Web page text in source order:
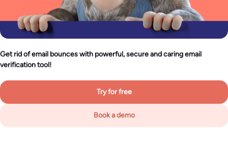
Get rid of email bounces with powerful, secure and caring email
verification tool!
Try for free
Book a demo